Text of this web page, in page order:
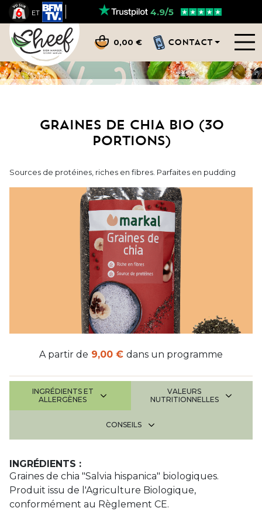
ET 4.9/5
0,00 € CONTACT
GRAINES DE CHIA BIO (30
PORTIONS)
Sources de protéines, riches en fibres. Parfaites en pudding
A partir de 9,00 € dans un programme
INGRÉDIENTS ET
ALLERGÈNES
VALEURS
NUTRITIONNELLES
CONSEILS
INGRÉDIENTS :
Graines de chia "Salvia hispanica" biologiques.
Produit issu de l'Agriculture Biologique,
conformément au Règlement CE.